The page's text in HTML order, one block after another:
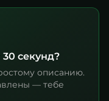
секунд?
описанию.
— тебе